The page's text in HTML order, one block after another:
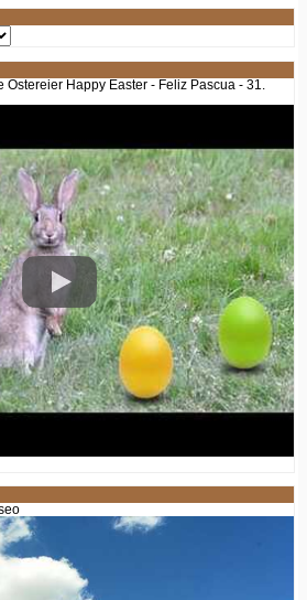
Ostereier Happy Easter - Feliz Pascua - 31.